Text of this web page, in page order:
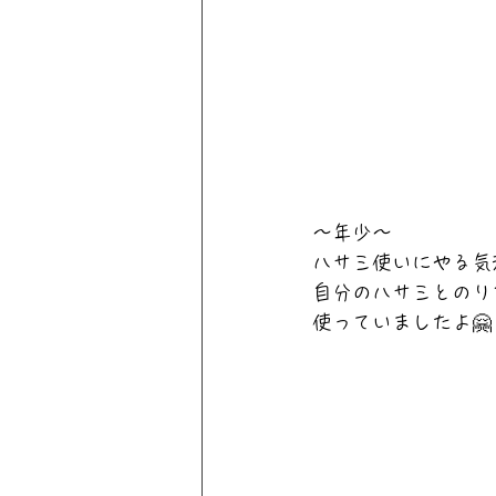
～年少～
ハサミ使いにやる気
自分のハサミとの
使っていましたよ🤗